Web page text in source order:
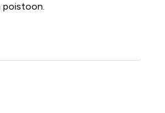
poistoon.